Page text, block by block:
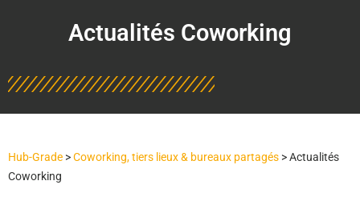
Actualités Coworking
Hub-Grade >Coworking, tiers lieux & bureaux partagés >Actualités
Coworking